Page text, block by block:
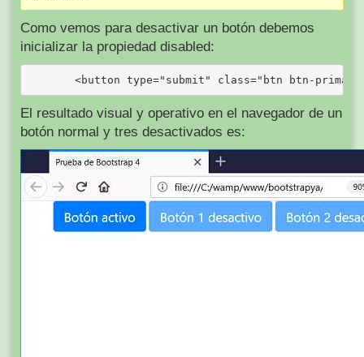
Como vemos para desactivar un botón debemos
inicializar la propiedad disabled:
El resultado visual y operativo en el navegador de un
botón normal y tres desactivados es: